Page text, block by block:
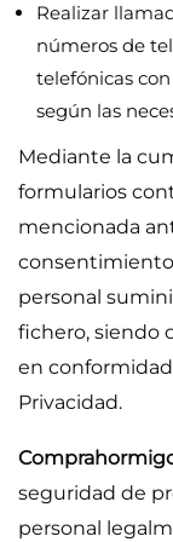
Realizar
números de
telefónicas
según las
Mediante la
formularios
mencionada
consentimiento
personal
fichero, siendo
en
Privacidad.
seguridad de
personal